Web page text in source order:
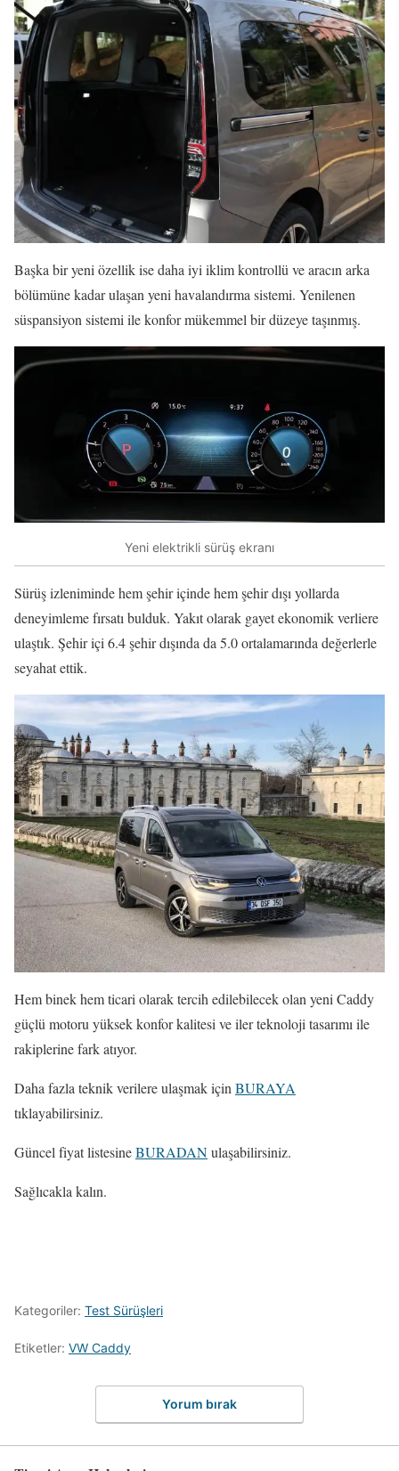
Başka bir yeni özellik ise daha iyi iklim kontrollü ve aracın arka
bölümüne kadar ulaşan yeni havalandırma sistemi. Yenilenen
süspansiyon sistemi ile konfor mükemmel bir düzeye taşınmış.
Yeni elektrikli sürüş ekranı
Sürüş izleniminde hem şehir içinde hem şehir dışı yollarda
deneyimleme fırsatı bulduk. Yakıt olarak gayet ekonomik verliere
ulaştık. Şehir içi 6.4 şehir dışında da 5.0 ortalamarında değerlerle
seyahat ettik.
Hem binek hem ticari olarak tercih edilebilecek olan yeni Caddy
güçlü motoru yüksek konfor kalitesi ve iler teknoloji tasarımı ile
rakiplerine fark atıyor.
Daha fazla teknik verilere ulaşmak içinBURAYA
tıklayabilirsiniz.
Güncel fiyat listesineBURADANulaşabilirsiniz.
Sağlıcakla kalın.
Kategoriler: Test Sürüşleri
Etiketler: VW Caddy
Yorum bırak